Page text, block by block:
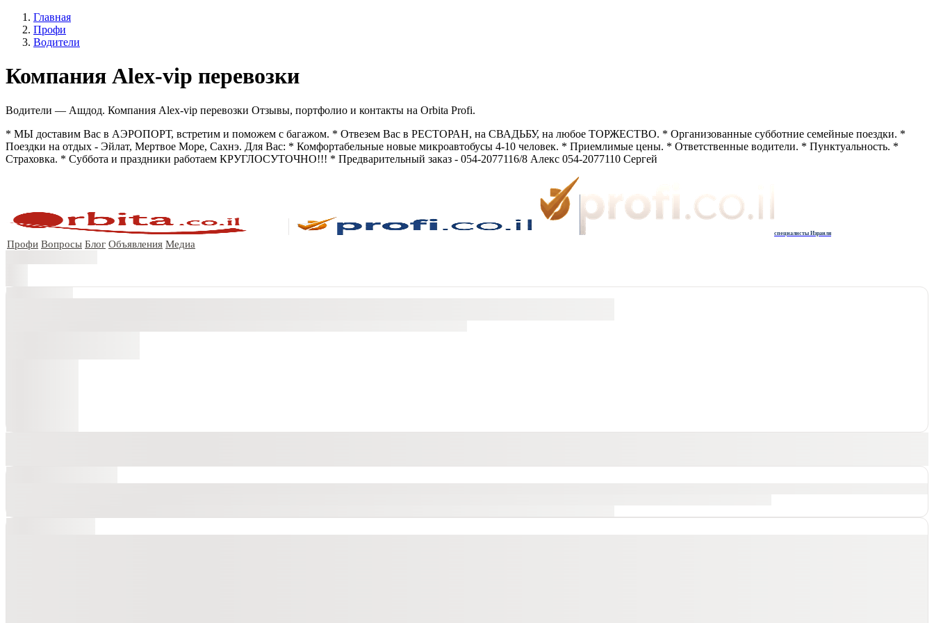
Главная
Профи
Водители
Компания Alex-vip перевозки
Водители — Ашдод. Компания Alex-vip перевозки Отзывы, портфолио и контакты на Orbita Profi.
* МЫ доставим Вас в АЭРОПОРТ, встретим и поможем с багажом. * Отвезем Вас в РЕСТОРАН, на СВАДЬБУ, на любое ТОРЖЕСТВО. * Организованные субботние семейные поездки. *
Поездки на отдых - Эйлат, Мертвое Море, Сахнэ. Для Вас: * Комфортабельные новые микроавтобусы 4-10 человек. * Приемлимые цены. * Ответственные водители. * Пунктуальность. *
Страховка. * Суббота и праздники работаем КРУГЛОСУТОЧНО!!! * Предварительный заказ - 054-2077116/8 Алекс 054-2077110 Сергей
специалисты Израиля
Профи Вопросы Блог Объявления Медиа